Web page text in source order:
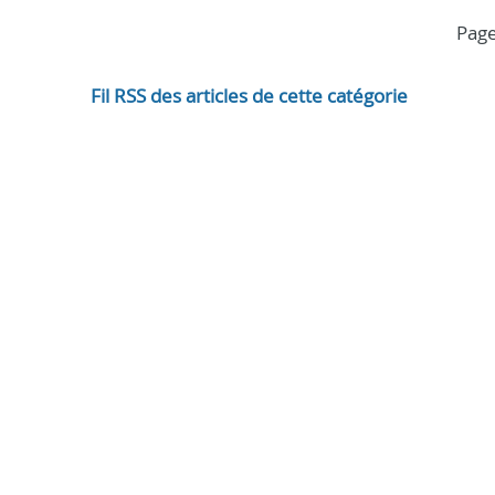
Fil RSS des articles de cette catégorie